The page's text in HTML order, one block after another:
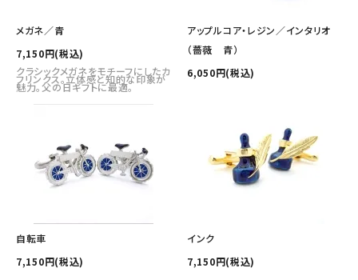
ご利用ガイド
カフス相談室
お問い合わせ
メガネ／青
7,150円(税込)
クラシックメガネをモチーフにしたカ
フリンクス。立体感と知的な印象が
魅力。父の日ギフトに最適。
アップルコア・レジン／インタリオ
（薔薇 青）
6,050円(税込)
自転車
7,150円(税込)
インク
7,150円(税込)